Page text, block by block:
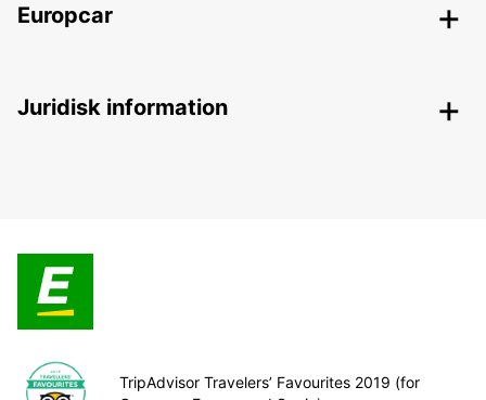
Europcar
Juridisk information
TripAdvisor Travelers’ Favourites 2019 (for